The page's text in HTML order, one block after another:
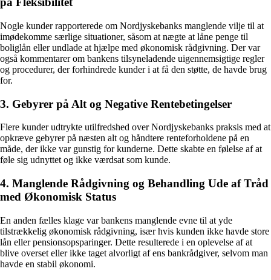
Nogle kunder rapporterede om Nordjyskebanks manglende vilje til at
imødekomme særlige situationer, såsom at nægte at låne penge til
boliglån eller undlade at hjælpe med økonomisk rådgivning. Der var
også kommentarer om bankens tilsyneladende uigennemsigtige regler
og procedurer, der forhindrede kunder i at få den støtte, de havde brug
for.
3. Gebyrer på Alt og Negative Rentebetingelser
Flere kunder udtrykte utilfredshed over Nordjyskebanks praksis med at
opkræve gebyrer på næsten alt og håndtere renteforholdene på en
måde, der ikke var gunstig for kunderne. Dette skabte en følelse af at
føle sig udnyttet og ikke værdsat som kunde.
4. Manglende Rådgivning og Behandling Ude af Tråd
med Økonomisk Status
En anden fælles klage var bankens manglende evne til at yde
tilstrækkelig økonomisk rådgivning, især hvis kunden ikke havde store
lån eller pensionsopsparinger. Dette resulterede i en oplevelse af at
blive overset eller ikke taget alvorligt af ens bankrådgiver, selvom man
havde en stabil økonomi.